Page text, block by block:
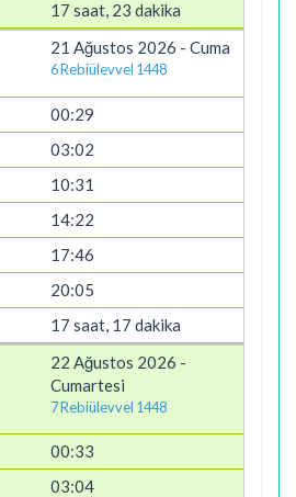
17 saat, 23 dakika
21 Ağustos 2026 - Cuma
6 Rebiülevvel 1448
00:29
03:02
10:31
14:22
17:46
20:05
17 saat, 17 dakika
22 Ağustos 2026 -
Cumartesi
7 Rebiülevvel 1448
00:33
03:04